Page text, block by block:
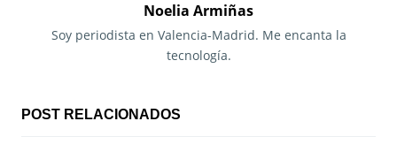
i
Noelia Armiñas
Soy periodista en Valencia-Madrid. Me encanta la
tecnología.
POST RELACIONADOS